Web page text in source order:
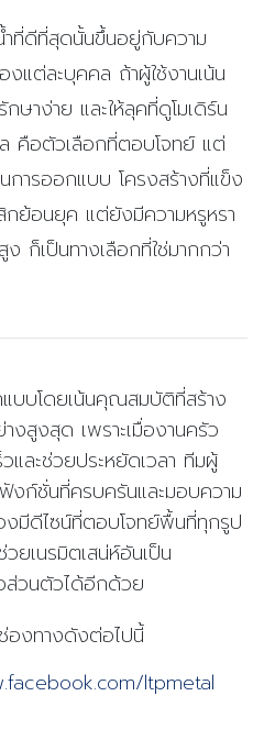
ที่ดีที่สุดนั้นขึ้นอยู่กับความ
งแต่ละบุคคล ถ้าผู้ใช้งานเน้น
าง่าย และให้ลุคที่ดูโมเดิร์น
คือตัวเลือกที่ตอบโจทย์ แต่
ารออกแบบ โครงสร้างที่แข็ง
กย้อนยุค แต่ยังมีความหรูหรา
ก็เป็นทางเลือกที่ใช่มากกว่า
บบโดยเน้นคุณสมบัติที่สร้าง
งสูงสุด เพราะเมื่องานครัว
และช่วยประหยัดเวลา ทีมผู้
งก์ชั่นที่ครบครันและมอบความ
งมีดีไซน์ที่ตอบโจทย์พื้นที่ทุกรูป
ยเนรมิตเสน่ห์อันเป็น
ส่วนตัวได้อีกด้วย
องทางดังต่อไปนี้
ltpmetal